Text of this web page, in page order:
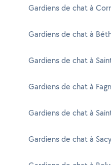
Gardiens de chat à
Gardiens de chat à
Gardiens de chat à
Gardiens de chat à
Gardiens de chat à
Gardiens de chat à Sacy